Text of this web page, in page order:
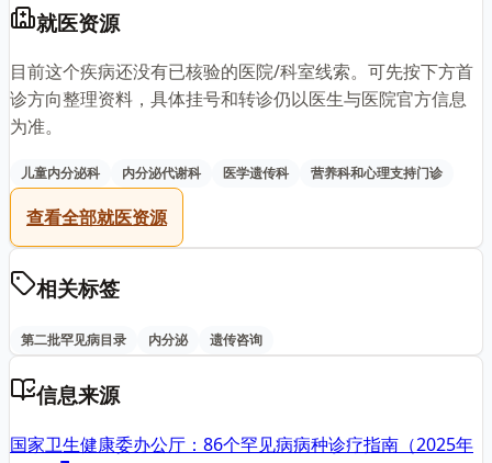
就医资源
目前这个疾病还没有已核验的医院/科室线索。可先按下方首
诊方向整理资料，具体挂号和转诊仍以医生与医院官方信息
为准。
儿童内分泌科 内分泌代谢科 医学遗传科 营养科和心理支持门诊
查看全部就医资源
相关标签
第二批罕见病目录 内分泌 遗传咨询
信息来源
国家卫生健康委办公厅：86个罕见病病种诊疗指南（2025年